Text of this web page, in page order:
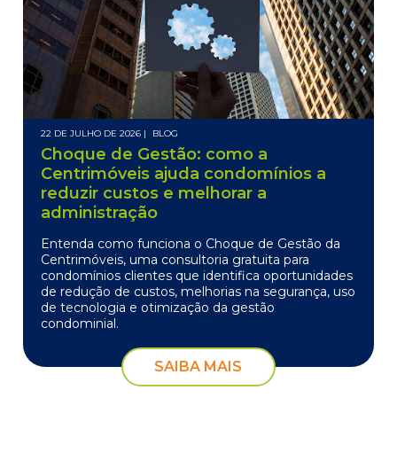
22 DE JULHO DE 2026 | BLOG
Choque de Gestão: como a
Centrimóveis ajuda condomínios a
reduzir custos e melhorar a
administração
Entenda como funciona o Choque de Gestão da
Centrimóveis, uma consultoria gratuita para
condomínios clientes que identifica oportunidades
de redução de custos, melhorias na segurança, uso
de tecnologia e otimização da gestão
condominial.
SAIBA MAIS